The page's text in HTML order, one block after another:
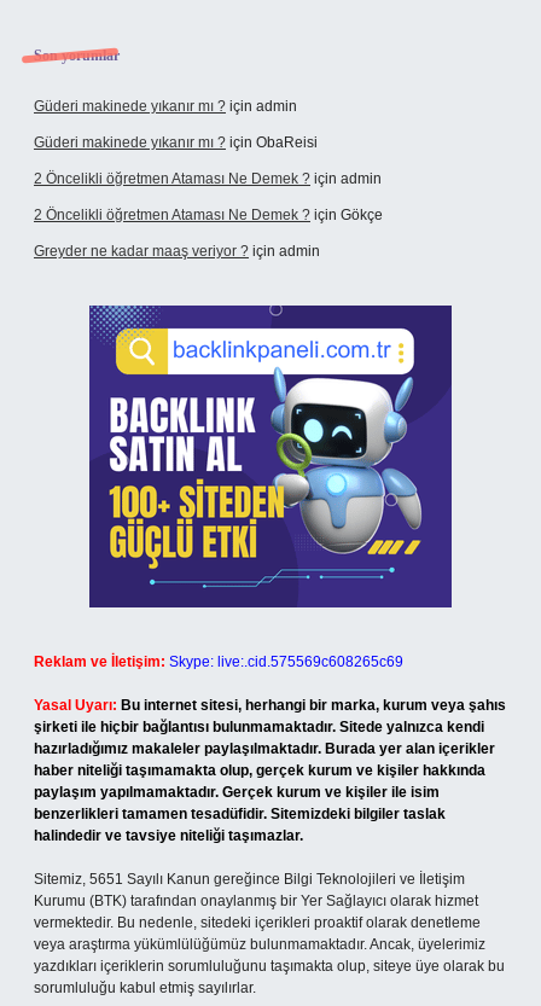
Son yorumlar
Güderi makinede yıkanır mı ? için admin
Güderi makinede yıkanır mı ? için ObaReisi
2 Öncelikli öğretmen Ataması Ne Demek ? için admin
2 Öncelikli öğretmen Ataması Ne Demek ? için Gökçe
Greyder ne kadar maaş veriyor ? için admin
Reklam ve İletişim: Skype: live:.cid.575569c608265c69
Yasal Uyarı: Bu internet sitesi, herhangi bir marka, kurum veya şahıs
şirketi ile hiçbir bağlantısı bulunmamaktadır. Sitede yalnızca kendi
hazırladığımız makaleler paylaşılmaktadır. Burada yer alan içerikler
haber niteliği taşımamakta olup, gerçek kurum ve kişiler hakkında
paylaşım yapılmamaktadır. Gerçek kurum ve kişiler ile isim
benzerlikleri tamamen tesadüfidir. Sitemizdeki bilgiler taslak
halindedir ve tavsiye niteliği taşımazlar.
Sitemiz, 5651 Sayılı Kanun gereğince Bilgi Teknolojileri ve İletişim
Kurumu (BTK) tarafından onaylanmış bir Yer Sağlayıcı olarak hizmet
vermektedir. Bu nedenle, sitedeki içerikleri proaktif olarak denetleme
veya araştırma yükümlülüğümüz bulunmamaktadır. Ancak, üyelerimiz
yazdıkları içeriklerin sorumluluğunu taşımakta olup, siteye üye olarak bu
sorumluluğu kabul etmiş sayılırlar.